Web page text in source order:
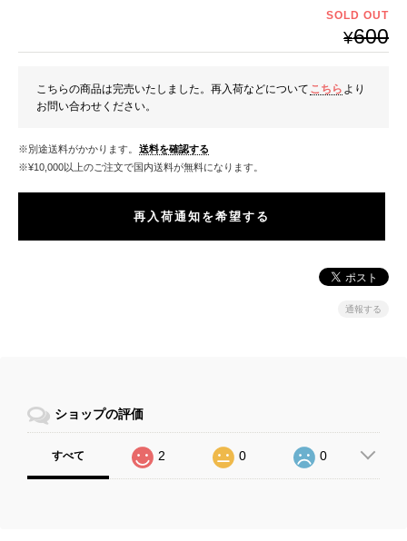
SOLD OUT
¥600
こちらの商品は完売いたしました。再入荷などについて こちら より
お問い合わせください。
※別途送料がかかります。 送料を確認する
※¥10,000以上のご注文で国内送料が無料になります。
再入荷通知を希望する
通報する
ショップの評価
すべて 2 0 0